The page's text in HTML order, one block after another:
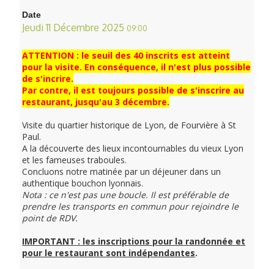
Date
Jeudi 11 Décembre 2025 09:00
ATTENTION : le seuil des 40 inscrits est atteint
pour la visite. En conséquence, il n'est plus possible
de s'incrire.
Par contre, il est toujours possible de s'inscrire au
restaurant, jusqu'au 3 décembre.
Visite du quartier historique de Lyon, de Fourvière à St
Paul.
A la découverte des lieux incontournables du vieux Lyon
et les fameuses traboules.
Concluons notre matinée par un déjeuner dans un
authentique bouchon lyonnais.
Nota : ce n'est pas une boucle. Il est préférable de
prendre les transports en commun pour rejoindre le
point de RDV.
IMPORTANT : les inscriptions pour la randonnée et
pour le restaurant sont indépendantes.